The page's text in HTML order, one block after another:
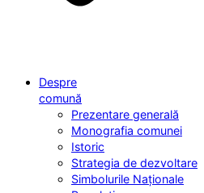
Despre
comună
Prezentare generală
Monografia comunei
Istoric
Strategia de dezvoltare
Simbolurile Naționale